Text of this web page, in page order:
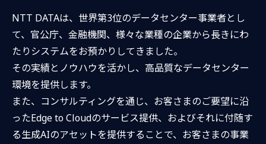
NTT DATAは、世界第3位のデータセンター事業者とし
て、官公庁、金融機関、様々な業種の企業から長きにわ
たりシステムをお預かりしてきました。
その実績とノウハウを活かし、高品質なデータセンター
環境を提供します。
また、コンサルティングを通じ、お客さまのご要望に沿
ったEdge to Cloudのサービス提供、およびそれに付随す
る生成AIのアセットを提供することで、 お客さまの事業